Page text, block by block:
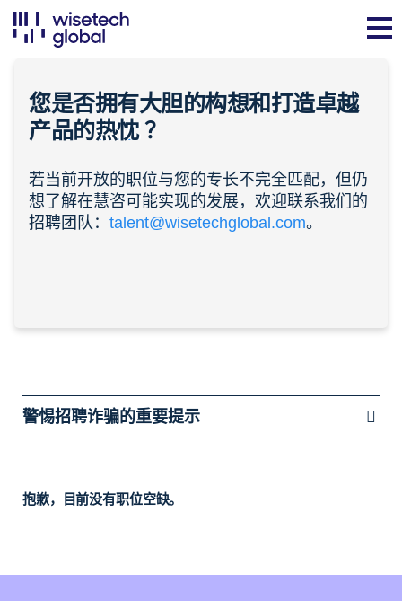
您是否拥有大胆的构想和打造卓越
产品的热忱？
若当前开放的职位与您的专长不完全匹配，但仍
想了解在慧咨可能实现的发展，欢迎联系我们的
招聘团队： talent@wisetechglobal.com。
警惕招聘诈骗的重要提示
抱歉，目前没有职位空缺。